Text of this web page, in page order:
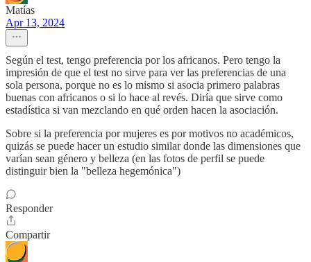
Matías
Apr 13, 2024
Según el test, tengo preferencia por los africanos. Pero tengo la
impresión de que el test no sirve para ver las preferencias de una
sola persona, porque no es lo mismo si asocia primero palabras
buenas con africanos o si lo hace al revés. Diría que sirve como
estadística si van mezclando en qué orden hacen la asociación.
Sobre si la preferencia por mujeres es por motivos no académicos,
quizás se puede hacer un estudio similar donde las dimensiones que
varían sean género y belleza (en las fotos de perfil se puede
distinguir bien la "belleza hegemónica")
Responder
Compartir